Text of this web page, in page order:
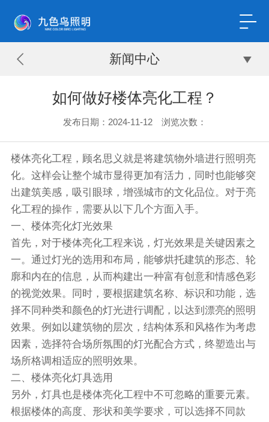
新闻中心
如何做好楼体亮化工程？
发布日期：2024-11-12 浏览次数：
楼体亮化工程，顾名思义就是将建筑物外墙进行照明亮
化。这样会让整个城市显得更加有活力，同时也能够突
出建筑美感，吸引眼球，增强城市的文化品位。对于亮
化工程的操作，需要从以下几个方面入手。
一、楼体亮化灯光效果
首先，对于楼体亮化工程来说，灯光效果是关键因素之
一。通过灯光的选用和布局，能够烘托建筑的形态、轮
廓和内在的信息，从而构建出一种富有创意和情感色彩
的视觉效果。同时，要根据建筑名称、标识和功能，选
择不同种类和颜色的灯光进行调配，以达到漂亮的照明
效果。例如以建筑物的层次，结构体系和风格作为考虑
因素，选择符合场所氛围的灯光配合方式，终塑造出与
场所格调相适应的照明效果。
二、楼体亮化灯具选用
另外，灯具也是楼体亮化工程中不可忽略的重要元素。
根据楼体的高度、形状和美学要求，可以选择不同款